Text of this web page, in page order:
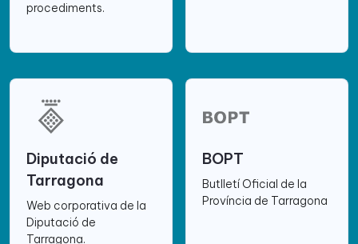
procediments.
Diputació de
Tarragona
Web corporativa de la
Diputació de
Tarragona.
BOPT
Butlletí Oficial de la
Província de Tarragona